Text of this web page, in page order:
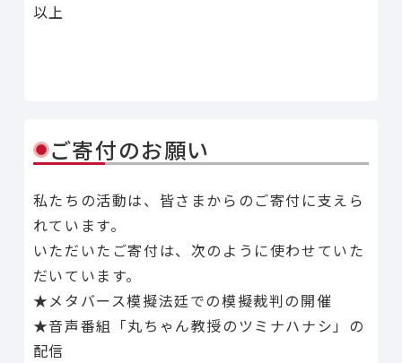
以上
ご寄付のお願い
私たちの活動は、皆さまからのご寄付に支えら
れています。
いただいたご寄付は、次のように使わせていた
だいています。
★メタバース模擬法廷での模擬裁判の開催
★音声番組「丸ちゃん教授のツミナハナシ」の
配信